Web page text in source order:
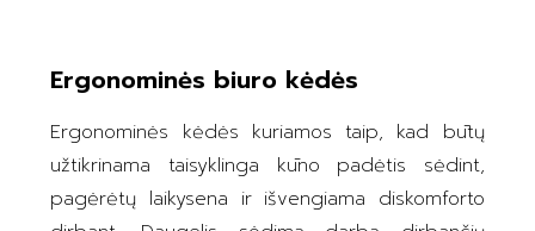
Ergonominės biuro kėdės
Ergonominės kėdės kuriamos taip, kad būtų
užtikrinama taisyklinga kūno padėtis sėdint,
pagėrėtų laikysena ir išvengiama diskomforto